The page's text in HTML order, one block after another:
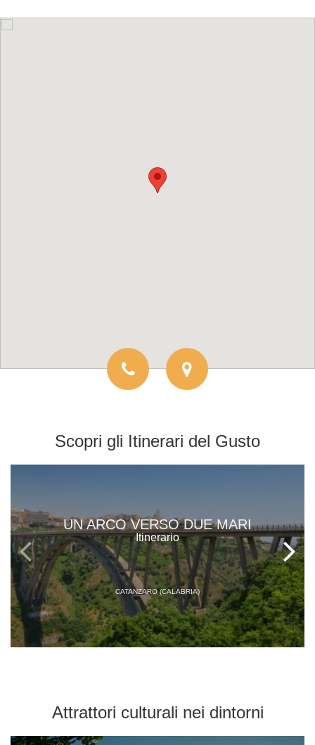
Scopri gli Itinerari del Gusto
UN ARCO VERSO DUE MARI
Itinerario
CATANZARO (CALABRIA)
Attrattori culturali nei dintorni